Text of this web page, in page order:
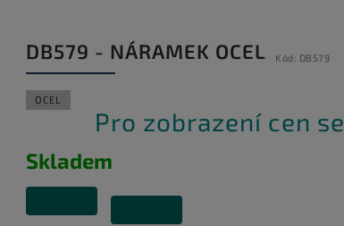
DB579 - NÁRAMEK OCEL Kód: DB579
OCEL
Pro zobrazení cen se
Skladem